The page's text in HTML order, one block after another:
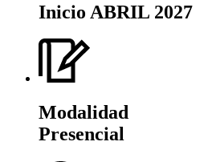
Inicio ABRIL 2027
Modalidad
Presencial